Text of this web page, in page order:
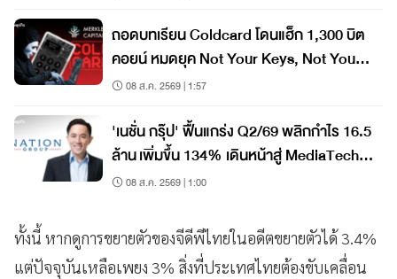
ถอดบทเรียน Coldcard โดนแฮ็ก 1,300 บิต
คอยน์ หมดยุค Not Your Keys, Not Your
Coins?
08 ส.ค. 2569 | 1:57
'เนชั่น กรุ๊ป' ฟื้นแกร่ง Q2/69 พลิกกำไร 16.5
ล้าน เพิ่มขึ้น 134% เดินหน้าสู่ MediaTech
เต็มรูปแบบ
08 ส.ค. 2569 | 1:00
ทั้งนี้ หากดูการขยายตัวของจีดีพีไทยในอดีตขยายตัวได้ 3.4%
แต่ปัจจุบันเหลือเพยง 3% สิ่งที่ประเทศไทยต้องขับเคลื่อน